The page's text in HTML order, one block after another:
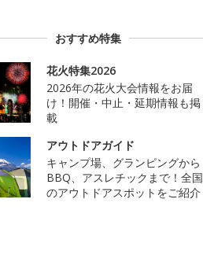
おすすめ特集
花火特集2026
2026年の花火大会情報をお届
け！開催・中止・延期情報も掲
載
アウトドアガイド
キャンプ場、グランピングから
BBQ、アスレチックまで！全国
のアウトドアスポットをご紹介